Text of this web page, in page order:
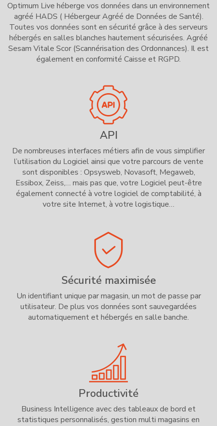
Optimum Live héberge vos données dans un environnement
agréé HADS ( Hébergeur Agréé de Données de Santé).
Toutes vos données sont en sécurité grâce à des serveurs
hébergés en salles blanches hautement sécurisées. Agréé
Sesam Vitale Scor (Scannérisation des Ordonnances). Il est
également en conformité Caisse et RGPD.
API
De nombreuses interfaces métiers afin de vous simplifier
l’utilisation du Logiciel ainsi que votre parcours de vente
sont disponibles : Opsysweb, Novasoft, Megaweb,
Essibox, Zeiss,… mais pas que, votre Logiciel peut-être
également connecté à votre logiciel de comptabilité, à
votre site Internet, à votre logistique…
Sécurité maximisée
Un identifiant unique par magasin, un mot de passe par
utilisateur. De plus vos données sont sauvegardées
automatiquement et hébergés en salle banche.
Productivité
Business Intelligence avec des tableaux de bord et
statistiques personnalisés, gestion multi magasins en